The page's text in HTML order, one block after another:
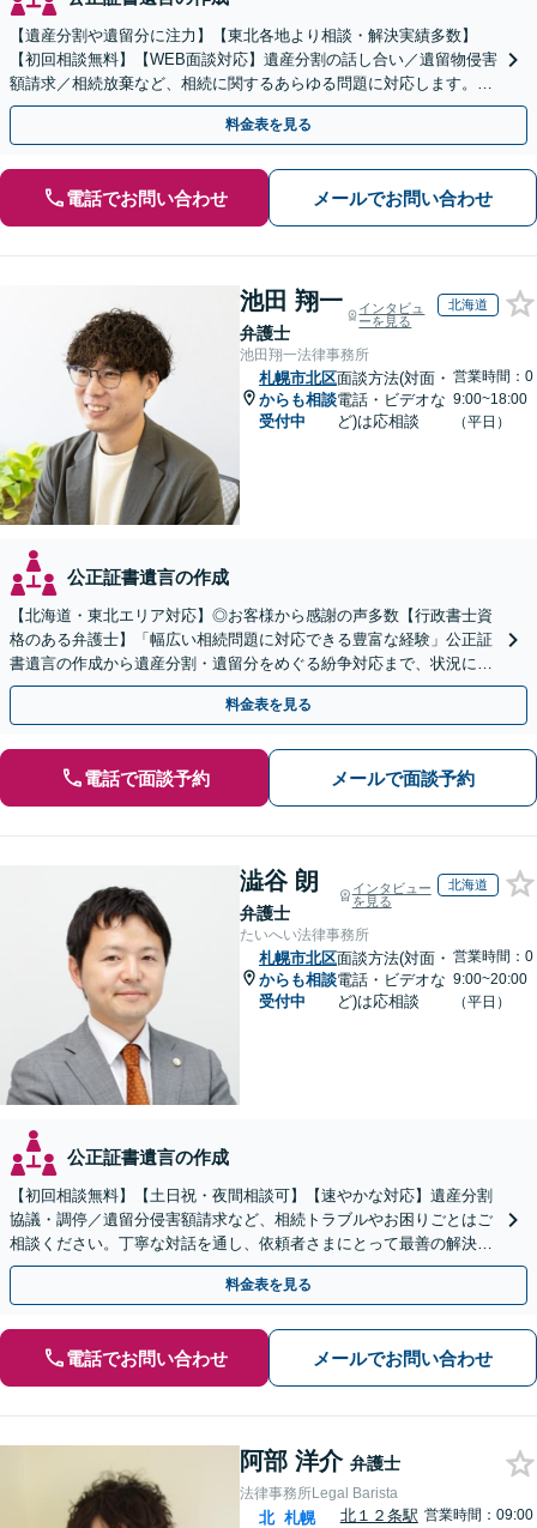
【遺産分割や遺留分に注力】【東北各地より相談・解決実績多数】
【初回相談無料】【WEB面談対応】遺産分割の話し合い／遺留物侵害
額請求／相続放棄など、相続に関するあらゆる問題に対応します。ご
事情やご意向を丁寧にお聞きし、有利な解決を目指します
料金表を見る
電話でお問い合わせ メールでお問い合わせ
池田 翔一
弁護士
インタビュ
ーを見る
北海道
池田翔一法律事務所
札幌市北区
からも相談
受付中
面談方法(対面・
電話・ビデオな
ど)は応相談
営業時間：0
9:00~18:00
（平日）
公正証書遺言の作成
【北海道・東北エリア対応】◎お客様から感謝の声多数【行政書士資
格のある弁護士】「幅広い相続問題に対応できる豊富な経験」公正証
書遺言の作成から遺産分割・遺留分をめぐる紛争対応まで、状況に応
じた最適な方法をご提案します【夜間相談可】
料金表を見る
電話で面談予約 メールで面談予約
澁谷 朗
弁護士
インタビュー
を見る
北海道
たいへい法律事務所
札幌市北区
からも相談
受付中
面談方法(対面・
電話・ビデオな
ど)は応相談
営業時間：0
9:00~20:00
（平日）
公正証書遺言の作成
【初回相談無料】【土日祝・夜間相談可】【速やかな対応】遺産分割
協議・調停／遺留分侵害額請求など、相続トラブルやお困りごとはご
相談ください。丁寧な対話を通し、依頼者さまにとって最善の解決を
目指します。
料金表を見る
電話でお問い合わせ メールでお問い合わせ
阿部 洋介 弁護士
法律事務所Legal Barista
北 札幌
北１２条駅 営業時間：09:00